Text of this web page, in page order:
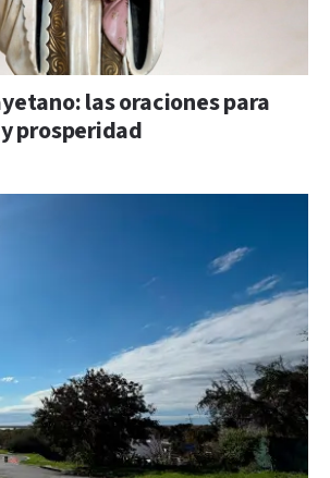
las oraciones para
prosperidad